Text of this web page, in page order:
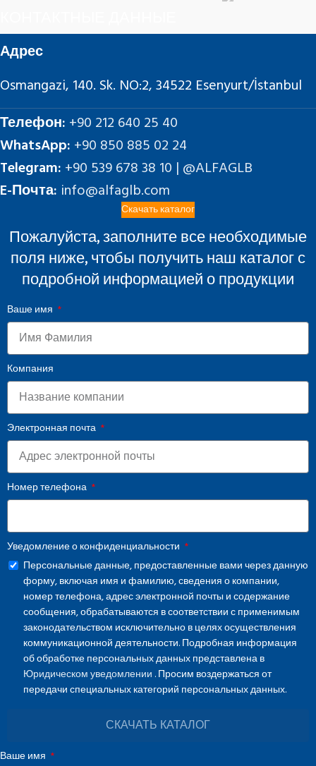
Адрес
Osmangazi, 140. Sk. NO:2, 34522 Esenyurt/İstanbul
Телефон: +90 212 640 25 40
WhatsApp: +90 850 885 02 24
Telegram: +90 539 678 38 10 | @ALFAGLB
E-Почта: info@alfaglb.com
Скачать каталог
Пожалуйста, заполните все необходимые
поля ниже, чтобы получить наш каталог с
подробной информацией о продукции
Ваше имя
Компания
Электронная почта
Номер телефона
Уведомление о конфиденциальности
Персональные данные, предоставленные вами через данную
форму, включая имя и фамилию, сведения о компании,
номер телефона, адрес электронной почты и содержание
сообщения, обрабатываются в соответствии с применимым
законодательством исключительно в целях осуществления
коммуникационной деятельности. Подробная информация
об обработке персональных данных представлена в
Юридическом уведомлении . Просим воздержаться от
передачи специальных категорий персональных данных.
СКАЧАТЬ КАТАЛОГ
Ваше имя